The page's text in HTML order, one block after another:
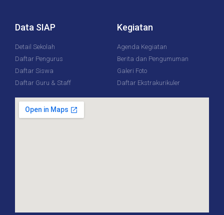
Data SIAP
Detail Sekolah
Daftar Pengurus
Daftar Siswa
Daftar Guru & Staff
Kegiatan
Agenda Kegiatan
Berita dan Pengumuman
Galeri Foto
Daftar Ekstrakurikuler